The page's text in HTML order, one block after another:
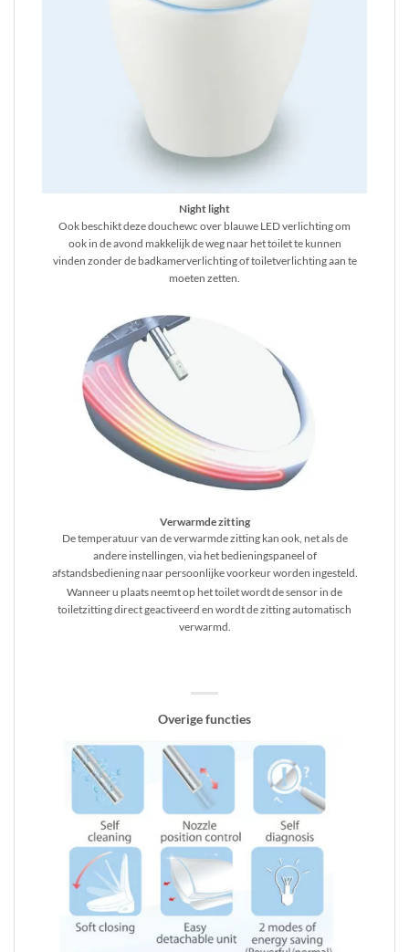
Night light
Ook beschikt deze douchewc over blauwe LED verlichting om
ook in de avond makkelijk de weg naar het toilet te kunnen
vinden zonder de badkamerverlichting of toiletverlichting aan te
moeten zetten.
Verwarmde zitting
De temperatuur van de verwarmde zitting kan ook, net als de
andere instellingen, via het bedieningspaneel of
afstandsbediening naar persoonlijke voorkeur worden ingesteld.
Wanneer u plaats neemt op het toilet wordt de sensor in de
toiletzitting direct geactiveerd en wordt de zitting automatisch
verwarmd.
Overige functies